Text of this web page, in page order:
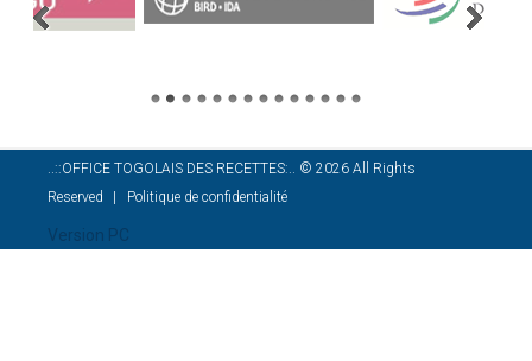
..::OFFICE TOGOLAIS DES RECETTES:.. © 2026 All Rights
Reserved
Politique de confidentialité
Version PC